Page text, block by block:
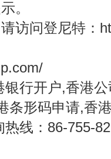
。
访问登尼特：
行开户,香港
条形码申请,香
线：86-755-